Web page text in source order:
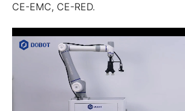
CE-EMC, CE-RED.